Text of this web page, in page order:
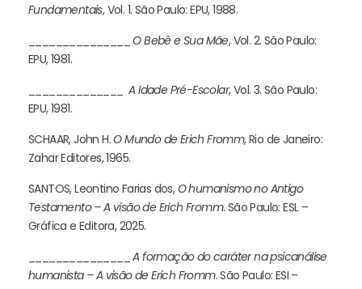
Fundamentais, Vol. 1. São Paulo: EPU, 1988.
_______________O Bebê e Sua Mãe, Vol. 2. São Paulo:
EPU, 1981.
______________A Idade Pré-Escolar, Vol. 3. São Paulo:
EPU, 1981.
SCHAAR, John H.O Mundo de Erich Fromm, Rio de Janeiro:
Zahar Editores, 1965.
SANTOS, Leontino Farias dos,O humanismo no Antigo
Testamento – A visão de Erich Fromm. São Paulo: ESL –
Gráfica e Editora, 2025.
_______________A formação do caráter na psicanálise
humanista – A visão de Erich Fromm. São Paulo: ESI –